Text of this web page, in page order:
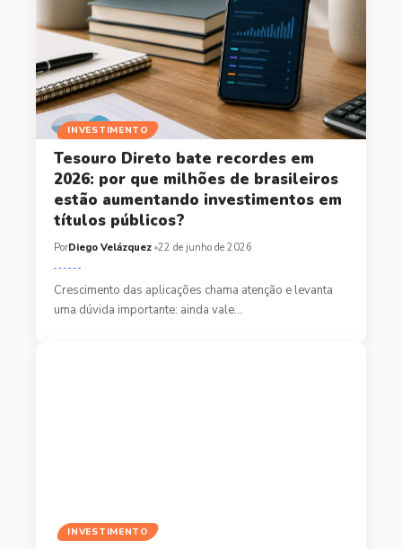
INVESTIMENTO
Tesouro Direto bate recordes em
2026: por que milhões de brasileiros
estão aumentando investimentos em
títulos públicos?
PorDiego Velázquez 22 de junho de 2026
Crescimento das aplicações chama atenção e levanta
uma dúvida importante: ainda vale…
INVESTIMENTO